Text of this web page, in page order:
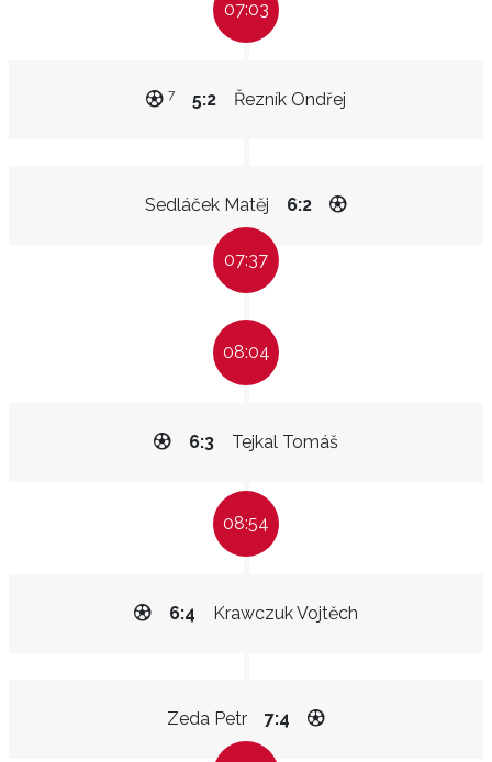
07:03
Řezník Ondřej
5:2
7
Sedláček Matěj 6:2
07:37
08:04
Tejkal Tomáš
6:3
08:54
Krawczuk Vojtěch
6:4
Zeda Petr 7:4